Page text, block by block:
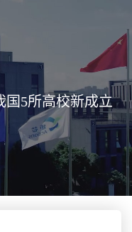
国5所高校新成立